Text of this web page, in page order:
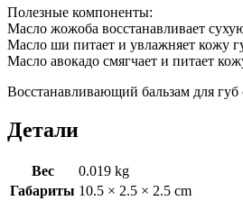
Полезные компоненты:
Масло жожоба восстанавливает
Масло ши питает и увлажняет кожу
Масло авокадо смягчает и питает
Восстанавливающий бальзам для
Детали
Вес
0.019 kg
Габариты 10.5 × 2.5 × 2.5 cm